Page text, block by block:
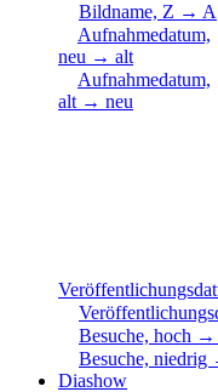
Bildname, Z → A
Aufnahmedatum,
neu → alt
Aufnahmedatum,
alt → neu
Besuche, hoch
Besuche, niedrig
Diashow